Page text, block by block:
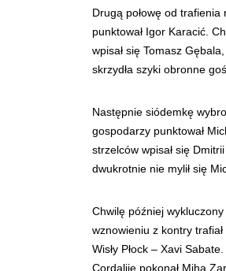
Drugą połowę od trafienia
punktował Igor Karacić.
wpisał się Tomasz
skrzydła szyki obronne
Następnie siódemkę
gospodarzy punktował
strzelców wpisał się
dwukrotnie nie mylił się
Chwilę później
wznowieniu z kontry
Wisły Płock – Xavi
Cordaliję pokonał Miha